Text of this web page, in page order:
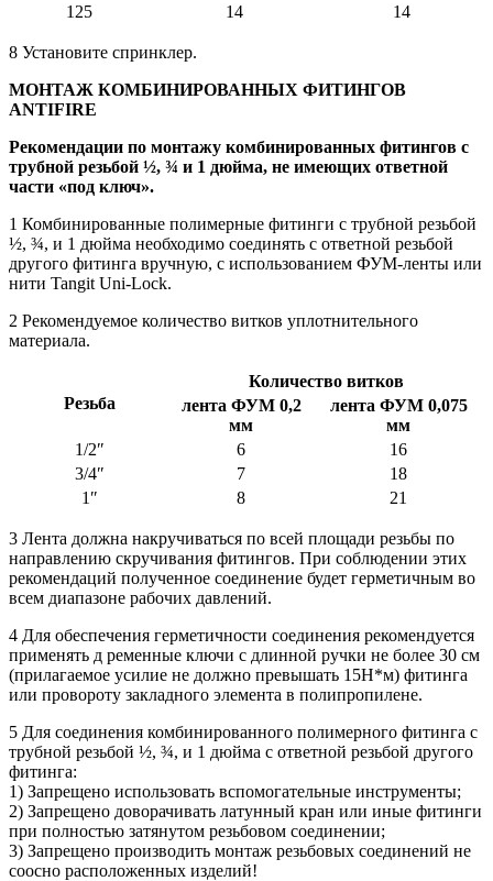
125
14 14
8 Установите спринклер.
МОНТАЖ КОМБИНИРОВАННЫХ ФИТИНГОВ
ANTIFIRE
Рекомендации по монтажу комбинированных фитингов с
трубной резьбой ½, ¾ и 1 дюйма, не имеющих ответной
части «под ключ».
1 Комбинированные полимерные фитинги с трубной резьбой
½, ¾, и 1 дюйма необходимо соединять с ответной резьбой
другого фитинга вручную, с использованием ФУМ-ленты или
нити Tangit Uni-Lock.
2 Рекомендуемое количество витков уплотнительного
материала.
Резьба
Количество витков
лента ФУМ 0,2
мм
лента ФУМ 0,075
мм
1/2″
6
16
3/4″
7
18
1″
8 21
3 Лента должна накручиваться по всей площади резьбы по
направлению скручивания фитингов. При соблюдении этих
рекомендаций полученное соединение будет герметичным во
всем диапазоне рабочих давлений.
4 Для обеспечения герметичности соединения рекомендуется
применять д ременные ключи с длинной ручки не более 30 см
(прилагаемое усилие не должно превышать 15Н*м) фитинга
или провороту закладного элемента в полипропилене.
5 Для соединения комбинированного полимерного фитинга с
трубной резьбой ½, ¾, и 1 дюйма с ответной резьбой другого
фитинга:
1) Запрещено использовать вспомогательные инструменты;
2) Запрещено доворачивать латунный кран или иные фитинги
при полностью затянутом резьбовом соединении;
3) Запрещено производить монтаж резьбовых соединений не
соосно расположенных изделий!